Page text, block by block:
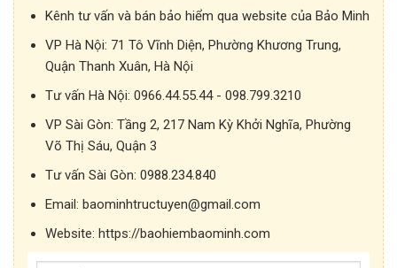
Kênh tư vấn và bán bảo hiểm qua website của Bảo Minh
VP Hà Nội: 71 Tô Vĩnh Diện, Phường Khương Trung,
Quận Thanh Xuân, Hà Nội
Tư vấn Hà Nội: 0966.44.55.44 - 098.799.3210
VP Sài Gòn: Tầng 2, 217 Nam Kỳ Khởi Nghĩa, Phường
Võ Thị Sáu, Quận 3
Tư vấn Sài Gòn: 0988.234.840
Email: baominhtructuyen@gmail.com
Website: https://baohiembaominh.com